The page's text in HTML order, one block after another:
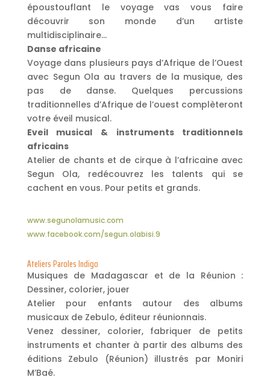
époustouflant le voyage vas vous faire
découvrir son monde d’un artiste
multidisciplinaire…
Danse africaine
Voyage dans plusieurs pays d’Afrique de l’Ouest
avec Segun Ola au travers de la musique, des
pas de danse. Quelques percussions
traditionnelles d’Afrique de l’ouest complèteront
votre éveil musical.
Eveil musical & instruments traditionnels
africains
Atelier de chants et de cirque à l’africaine avec
Segun Ola, redécouvrez les talents qui se
cachent en vous. Pour petits et grands.
www.segunolamusic.com
www.facebook.com/segun.olabisi.9
Ateliers Paroles Indigo
Musiques de Madagascar et de la Réunion :
Dessiner, colorier, jouer
Atelier pour enfants autour des albums
musicaux de Zebulo, éditeur réunionnais.
Venez dessiner, colorier, fabriquer de petits
instruments et chanter à partir des albums des
éditions Zebulo (Réunion) illustrés par Moniri
M’Baé.